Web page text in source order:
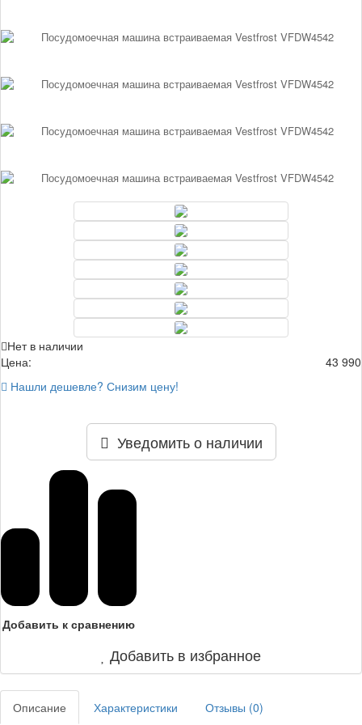
Нет в наличии
Цена:
43 990
Нашли дешевле? Снизим цену!
Уведомить о наличии
Добавить к сравнению
Добавить в избранное
Описание Характеристики Отзывы (0)